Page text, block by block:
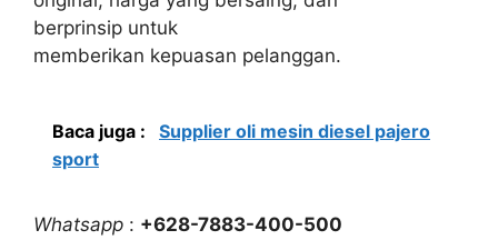
berprinsip untuk
memberikan kepuasan pelanggan.
Baca juga :
Supplier oli mesin diesel pajero
sport
Whatsapp : +628-7883-400-500